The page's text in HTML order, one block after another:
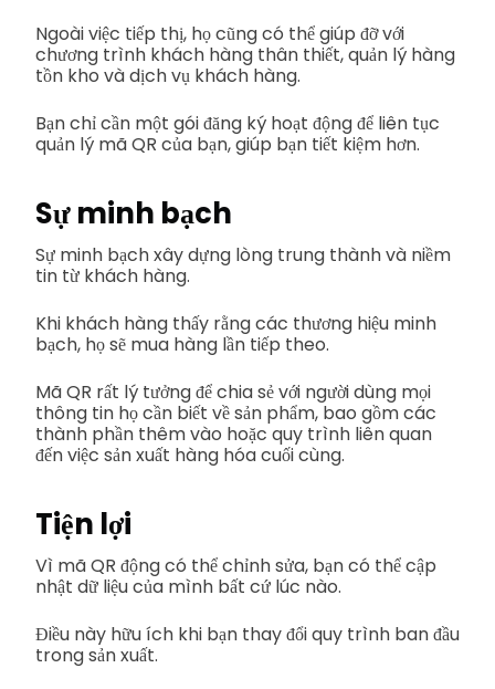
Ngoài việc tiếp thị, họ cũng có thể giúp đỡ với
chương trình khách hàng thân thiết, quản lý hàng
tồn kho và dịch vụ khách hàng.
Bạn chỉ cần một gói đăng ký hoạt động để liên tục
quản lý mã QR của bạn, giúp bạn tiết kiệm hơn.
Sự minh bạch
Sự minh bạch xây dựng lòng trung thành và niềm
tin từ khách hàng.
Khi khách hàng thấy rằng các thương hiệu minh
bạch, họ sẽ mua hàng lần tiếp theo.
Mã QR rất lý tưởng để chia sẻ với người dùng mọi
thông tin họ cần biết về sản phẩm, bao gồm các
thành phần thêm vào hoặc quy trình liên quan
đến việc sản xuất hàng hóa cuối cùng.
Tiện lợi
Vì mã QR động có thể chỉnh sửa, bạn có thể cập
nhật dữ liệu của mình bất cứ lúc nào.
Điều này hữu ích khi bạn thay đổi quy trình ban đầu
trong sản xuất.